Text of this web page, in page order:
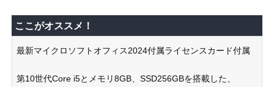
ここがオススメ！
最新マイクロソフトオフィス2024付属ライセンスカード付属
第10世代Core i5とメモリ8GB、SSD256GBを搭載した、